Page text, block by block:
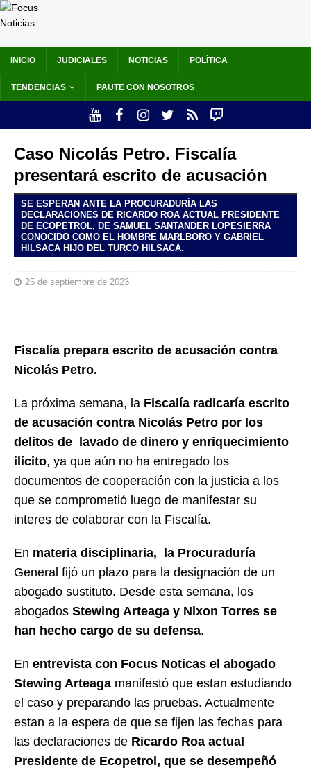
INICIO JUDICIALES NOTICIAS POLÍTICA
TENDENCIAS PAUTE CON NOSOTROS
Caso Nicolás Petro. Fiscalía
presentará escrito de acusación
SE ESPERAN ANTE LA PROCURADURÍA LAS
DECLARACIONES DE RICARDO ROA ACTUAL PRESIDENTE
DE ECOPETROL, DE SAMUEL SANTANDER LOPESIERRA
CONOCIDO COMO EL HOMBRE MARLBORO Y GABRIEL
HILSACA HIJO DEL TURCO HILSACA.
25 de septiembre de 2023
Fiscalía prepara escrito de acusación contra
Nicolás Petro.
La próxima semana, la Fiscalía radicaría escrito
de acusación contra Nicolás Petro por los
delitos de lavado de dinero y enriquecimiento
ilícito, ya que aún no ha entregado los
documentos de cooperación con la justicia a los
que se comprometió luego de manifestar su
interes de colaborar con la Fiscalía.
En materia disciplinaria, la Procuraduría
General fijó un plazo para la designación de un
abogado sustituto. Desde esta semana, los
abogados Stewing Arteaga y Nixon Torres se
han hecho cargo de su defensa.
En entrevista con Focus Noticas el abogado
Stewing Arteaga manifestó que estan estudiando
el caso y preparando las pruebas. Actualmente
estan a la espera de que se fijen las fechas para
las declaraciones de Ricardo Roa actual
Presidente de Ecopetrol, que se desempeñó